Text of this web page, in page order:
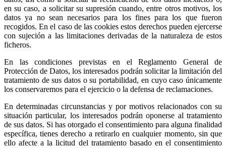
en su caso, a solicitar su supresión cuando, entre otros motivos, los
datos ya no sean necesarios para los fines para los que fueron
recogidos. En el caso de las cookies estos derechos pueden ejercerse
con sujeción a las limitaciones derivadas de la naturaleza de estos
ficheros.
En las condiciones previstas en el Reglamento General de
Protección de Datos, los interesados podrán solicitar la limitación del
tratamiento de sus datos o su portabilidad, en cuyo caso únicamente
los conservaremos para el ejercicio o la defensa de reclamaciones.
En determinadas circunstancias y por motivos relacionados con su
situación particular, los interesados podrán oponerse al tratamiento
de sus datos. Si has otorgado el consentimiento para alguna finalidad
específica, tienes derecho a retirarlo en cualquier momento, sin que
ello afecte a la licitud del tratamiento basado en el consentimiento